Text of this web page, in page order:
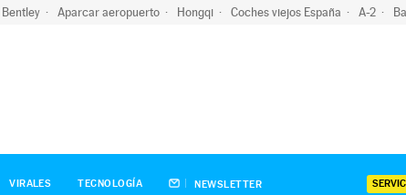
Bentley Aparcar aeropuerto Hongqi Coches viejos España A-2
VIRALES TECNOLOGÍA NEWSLETTER